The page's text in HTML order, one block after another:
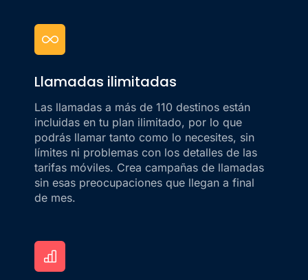
Llamadas ilimitadas
Las llamadas a más de 110 destinos están
incluidas en tu plan ilimitado, por lo que
podrás llamar tanto como lo necesites, sin
límites ni problemas con los detalles de las
tarifas móviles. Crea campañas de llamadas
sin esas preocupaciones que llegan a final
de mes.